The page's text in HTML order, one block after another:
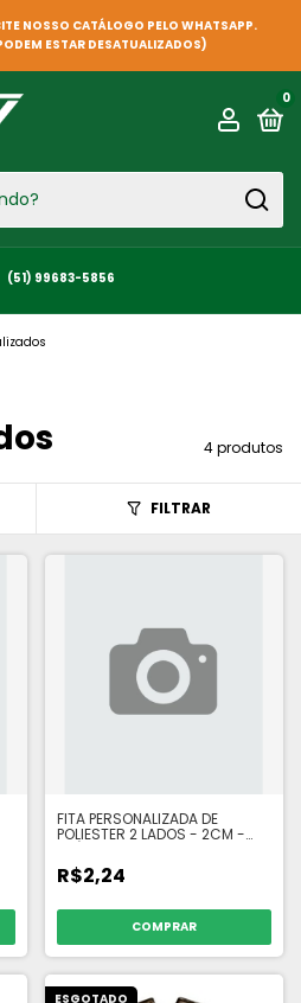
NOSSO CATÁLOGO PELO WHATSAPP.
ESTAR DESATUALIZADOS)
0
(51) 99683-5856
4 produtos
FILTRAR
FITA PERSONALIZADA DE
POLIESTER 2 LADOS - 2CM -
R$2,24
ESGOTADO